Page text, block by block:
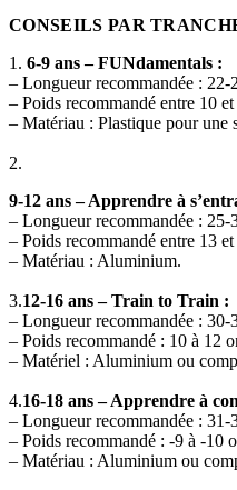
CONSEILS PAR
1. 6-9 ans – FUNdamentals :
– Longueur recommandée : 22-
– Poids recommandé entre 10
– Matériau : Plastique pour une
2.
9-12 ans – Apprendre à
– Longueur recommandée : 25-
– Poids recommandé entre 13
– Matériau : Aluminium.
3.12-16 ans – Train to Train :
– Longueur recommandée : 30-
– Poids recommandé : 10 à 12
– Matériel : Aluminium ou
4.16-18 ans – Apprendre à
– Longueur recommandée : 31-
– Poids recommandé : -9 à -10
– Matériau : Aluminium ou